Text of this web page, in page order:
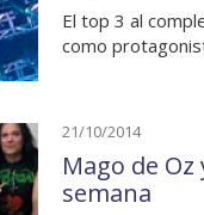
El top 3 al
como
21/10/2014
Mago de
semana